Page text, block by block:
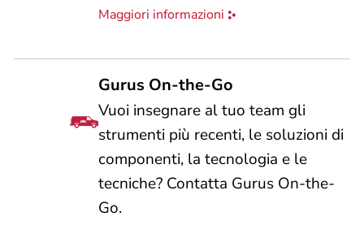
Maggiori informazioni
Gurus On-the-Go
Vuoi insegnare al tuo team gli
strumenti più recenti, le soluzioni di
componenti, la tecnologia e le
tecniche? Contatta Gurus On-the-
Go.